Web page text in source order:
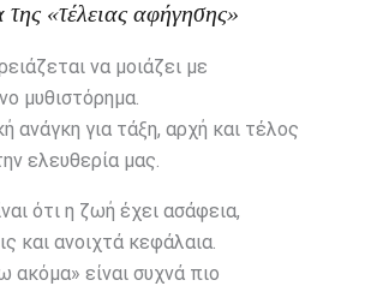
«τέλειας αφήγησης»
να μοιάζει με
μυθιστόρημα.
ανάγκη για τάξη, αρχή και τέλος
ελευθερία μας.
ότι η ζωή έχει ασάφεια,
και ανοιχτά κεφάλαια.
ακόμα» είναι συχνά πιο